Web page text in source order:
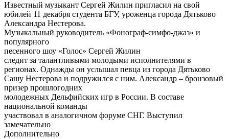
Известный музыкант Сергей Жилин пригласил на свой
юбилей 11 декабря студента БГУ, уроженца города Дятьково
Александра Нестерова.
Музыкальный руководитель «Фонограф-симфо-джаз» и
популярного
песенного шоу «Голос» Сергей Жилин
следит за талантливыми молодыми исполнителями в
регионах. Однажды он услышал певца из города Дятьково
Сашу Нестерова и подружился с ним. Александр – бронзовый
призер прошлогодних
молодежных Дельфийских игр в России. В составе
национальной команды
участвовал в аналогичном форуме СНГ. Выступил
замечательно
Дополнительно